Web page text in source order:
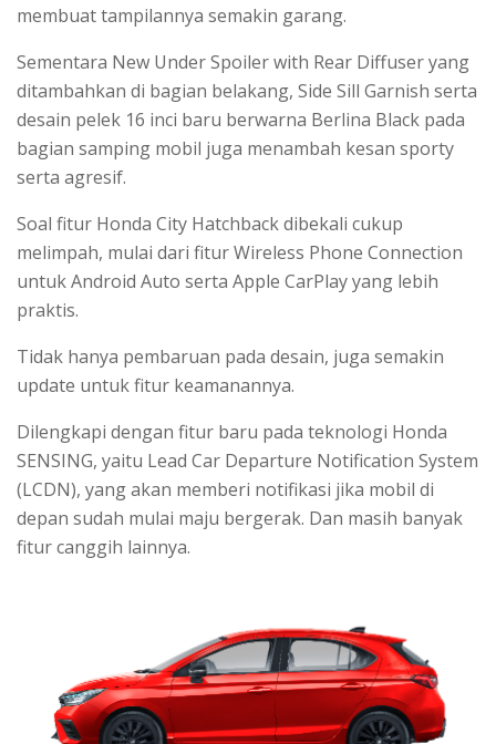
membuat tampilannya semakin garang.
Sementara New Under Spoiler with Rear Diffuser yang
ditambahkan di bagian belakang, Side Sill Garnish serta
desain pelek 16 inci baru berwarna Berlina Black pada
bagian samping mobil juga menambah kesan sporty
serta agresif.
Soal fitur Honda City Hatchback dibekali cukup
melimpah, mulai dari fitur Wireless Phone Connection
untuk Android Auto serta Apple CarPlay yang lebih
praktis.
Tidak hanya pembaruan pada desain, juga semakin
update untuk fitur keamanannya.
Dilengkapi dengan fitur baru pada teknologi Honda
SENSING, yaitu Lead Car Departure Notification System
(LCDN), yang akan memberi notifikasi jika mobil di
depan sudah mulai maju bergerak. Dan masih banyak
fitur canggih lainnya.